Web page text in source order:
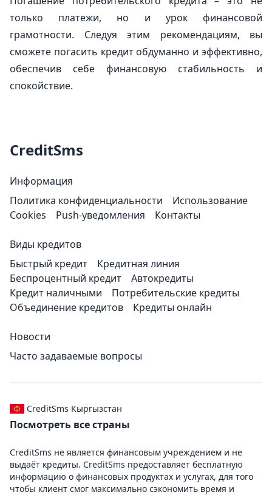
только платежи, но и урок финансовой
грамотности. Следуя этим рекомендациям, вы
сможете погасить кредит обдуманно и эффективно,
обеспечив себе финансовую стабильность и
спокойствие.
CreditSms
Информация
Политика конфиденциальности
Использование
Cookies
Push-уведомления Контакты
Виды кредитов
Быстрый кредит
Кредитная линия
Беспроцентный кредит
Автокредиты
Кредит наличными
Потребительские кредиты
Объединение кредитов
Кредиты онлайн
Новости
Часто задаваемые вопросы
CreditSms Кыргызстан
Посмотреть все страны
CreditSms не является финансовым учреждением и не
выдаёт кредиты. CreditSms предоставляет бесплатную
информацию о финансовых продуктах и услугах, для того
чтобы клиент смог максимально сэкономить время и